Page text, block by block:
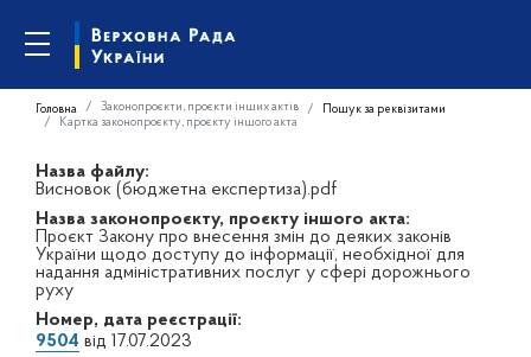
Головна Законопроєкти, проєкти інших актів
Пошук за реквізитами
Картка законопроєкту, проєкту іншого акта
Назва файлу:
Висновок (бюджетна експертиза).pdf
Назва законопроєкту, проєкту іншого акта:
Проєкт Закону про внесення змін до деяких законів
України щодо доступу до інформації, необхідної для
надання адміністративних послуг у сфері дорожнього
руху
Номер, дата реєстрації:
9504 від 17.07.2023